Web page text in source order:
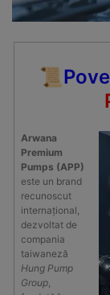
📜
Arwana
Premium
Pumps (APP)
este un brand
recunoscut
internațional,
dezvoltat de
compania
taiwaneză
Hung Pump
Group,